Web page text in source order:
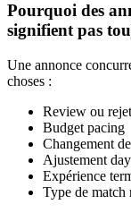
Pourquoi des
signifient pas
Une annonce
choses :
Review ou
Budget pacing
Changement
Ajustement
Expérience
Type de match